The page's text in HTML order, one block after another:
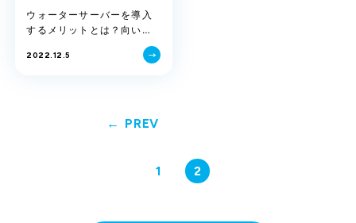
ウォーターサーバーを導入
するメリットとは？向いて
2022.12.5
PREV
1 2